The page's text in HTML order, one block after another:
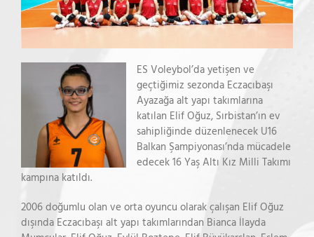
ES Voleybol’da yetişen ve
geçtiğimiz sezonda Eczacıbaşı
Ayazağa alt yapı takımlarına
katılan Elif Oğuz, Sırbistan’ın ev
sahipliğinde düzenlenecek U16
Balkan Şampiyonası’nda mücadele
edecek 16 Yaş Altı Kız Milli Takımı
kampına katıldı.
2006 doğumlu olan ve orta oyuncu olarak çalışan Elif Oğuz
dışında Eczacıbaşı alt yapı takımlarından Bianca İlayda